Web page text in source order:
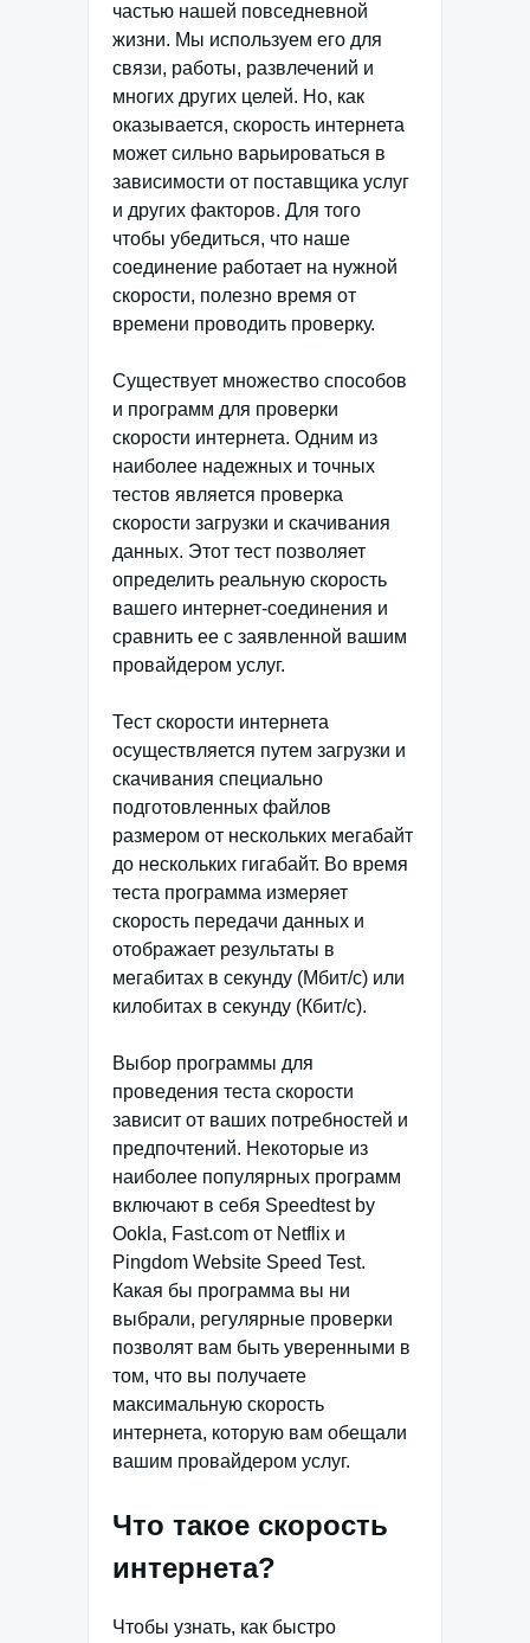
частью нашей повседневной
жизни. Мы используем его для
связи, работы, развлечений и
многих других целей. Но, как
оказывается, скорость интернета
может сильно варьироваться в
зависимости от поставщика услуг
и других факторов. Для того
чтобы убедиться, что наше
соединение работает на нужной
скорости, полезно время от
времени проводить проверку.
Существует множество способов
и программ для проверки
скорости интернета. Одним из
наиболее надежных и точных
тестов является проверка
скорости загрузки и скачивания
данных. Этот тест позволяет
определить реальную скорость
вашего интернет-соединения и
сравнить ее с заявленной вашим
провайдером услуг.
Тест скорости интернета
осуществляется путем загрузки и
скачивания специально
подготовленных файлов
размером от нескольких мегабайт
до нескольких гигабайт. Во время
теста программа измеряет
скорость передачи данных и
отображает результаты в
мегабитах в секунду (Мбит/с) или
килобитах в секунду (Кбит/с).
Выбор программы для
проведения теста скорости
зависит от ваших потребностей и
предпочтений. Некоторые из
наиболее популярных программ
включают в себя Speedtest by
Ookla, Fast.com от Netflix и
Pingdom Website Speed Test.
Какая бы программа вы ни
выбрали, регулярные проверки
позволят вам быть уверенными в
том, что вы получаете
максимальную скорость
интернета, которую вам обещали
вашим провайдером услуг.
Что такое скорость
интернета?
Чтобы узнать, как быстро